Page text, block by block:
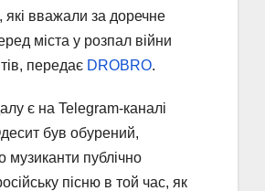
які вважали за доречне
міста у розпал війни
передає DROBRO.
є на Telegram-каналі
був обурений,
публічно
пісню в той час, як